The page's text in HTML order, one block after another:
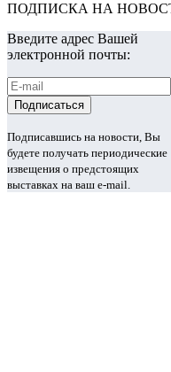
ПОДПИСКА НА
Введите адрес Вашей
электронной почты:
Подписавшись на новости, Вы
будете получать периодические
извещения о предстоящих
выставках на ваш e-mail.